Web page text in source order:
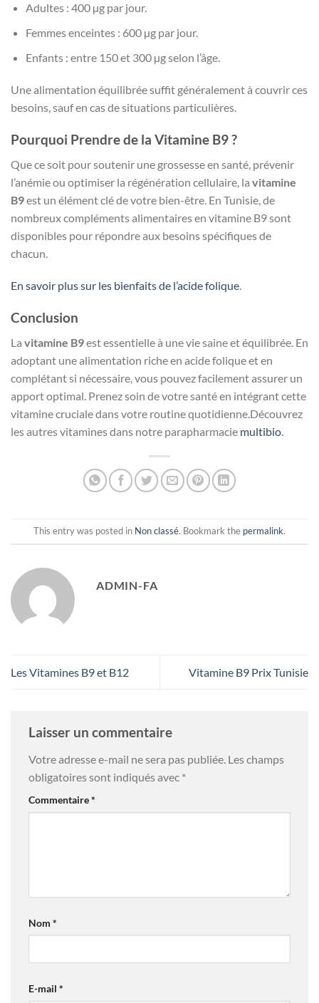
Adultes : 400 µg par jour.
Femmes enceintes : 600 µg par jour.
Enfants : entre 150 et 300 µg selon l’âge.
Une alimentation équilibrée suffit généralement à couvrir ces
besoins, sauf en cas de situations particulières.
Pourquoi Prendre de la Vitamine B9 ?
Que ce soit pour soutenir une grossesse en santé, prévenir
l’anémie ou optimiser la régénération cellulaire, la vitamine
B9est un élément clé de votre bien-être. En Tunisie, de
nombreux compléments alimentaires en vitamine B9 sont
disponibles pour répondre aux besoins spécifiques de
chacun.
En savoir plus sur les bienfaits de l’acide folique.
Conclusion
La vitamine B9est essentielle à une vie saine et équilibrée. En
adoptant une alimentation riche en acide folique et en
complétant si nécessaire, vous pouvez facilement assurer un
apport optimal. Prenez soin de votre santé en intégrant cette
vitamine cruciale dans votre routine quotidienne.Découvrez
les autres vitamines dans notre parapharmacie multibio.
This entry was posted in Non classé. Bookmark the permalink.
ADMIN-FA
Les Vitamines B9 et B12 Vitamine B9 Prix Tunisie
Laisser un commentaire
Votre adresse e-mail ne sera pas publiée. Les champs
obligatoires sont indiqués avec *
Commentaire*
Nom *
E-mail *